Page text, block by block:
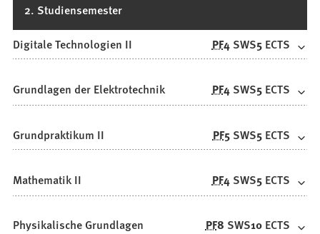
2. Studiensemester
Digitale Technologien II PF4 SWS5 ECTS
Grundlagen der Elektrotechnik PF4 SWS5 ECTS
Grundpraktikum II PF5 SWS5 ECTS
Mathematik II PF4 SWS5 ECTS
Physikalische Grundlagen PF8 SWS10 ECTS